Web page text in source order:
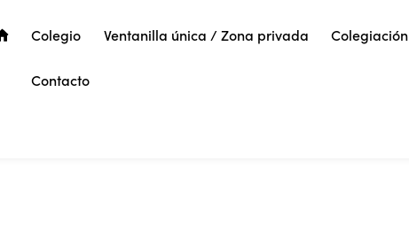
Colegio Ventanilla única / Zona privada Colegiación
Contacto